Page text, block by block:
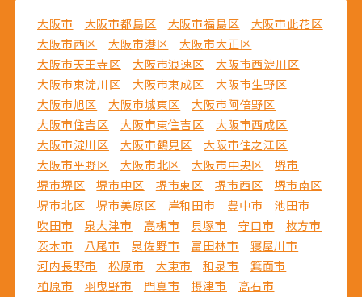
大阪市 大阪市都島区 大阪市福島区
大阪市此花区
大阪市西区
大阪市港区
大阪市大正区
大阪市天王寺区
大阪市浪速区
大阪市西淀川区
大阪市東淀川区
大阪市東成区
大阪市生野区
大阪市旭区
大阪市城東区
大阪市阿倍野区
大阪市住吉区
大阪市東住吉区
大阪市西成区
大阪市淀川区
大阪市鶴見区
大阪市住之江区
大阪市平野区
大阪市北区 大阪市中央区
堺市
堺市堺区
堺市中区 堺市東区 堺市西区
堺市南区
堺市北区
堺市美原区 岸和田市 豊中市
池田市
吹田市
泉大津市 高槻市 貝塚市 守口市
枚方市
茨木市
八尾市 泉佐野市 富田林市
寝屋川市
河内長野市
松原市 大東市 和泉市
箕面市
柏原市
羽曳野市 門真市 摂津市
高石市